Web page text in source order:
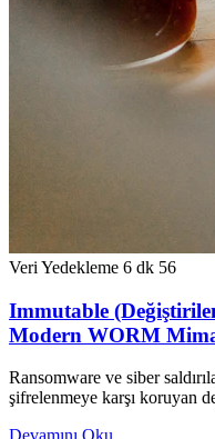
Veri Yedekleme 6 dk 56
Immutable
Modern WORM
Ransomware ve siber
şifrelenmeye karşı koruyan